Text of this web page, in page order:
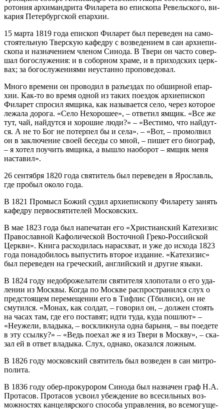
ро­то­ния ар­хи­манд­ри­та Фила­ре­та во епи­ско­па Ре­вель­ско­го, ви­
ка­рия Пе­тер­бург­ской епар­хии.
15 мар­та 1819 го­да епи­скоп Фила­рет был пе­ре­ве­ден на са­мо­
сто­я­тель­ную Твер­скую ка­фед­ру с воз­ве­де­ни­ем в сан ар­хи­епи­
ско­па и на­зна­че­ни­ем чле­ном Си­но­да. В Тве­ри он ча­сто со­вер­
шал бо­го­слу­же­ния: и в со­бор­ном хра­ме, и в при­ход­ских церк­
вах; за бо­го­слу­же­ни­я­ми неустан­но про­по­ве­до­вал.
Мно­го вре­ме­ни он про­во­дил в разъ­ез­дах по об­шир­ной епар­
хии. Как-то во вре­мя од­ной из та­ких по­ез­док ар­хи­епи­скоп
Фила­рет спро­сил ям­щи­ка, как на­зы­ва­ет­ся се­ло, через ко­то­рое
ле­жа­ла до­ро­га. «Се­ло Нехо­ро­шее», – от­ве­тил ям­щик. «Все же
тут, чай, най­дут­ся и хо­ро­шие лю­ди?» – «Ве­сти­мо, что най­дут­
ся. А не то Бог не по­тер­пел бы и се­ла». – «Вот, – про­мол­вил
он в за­клю­че­ние сво­ей бе­се­ды со мной, – пи­шет его био­граф,
– я хо­тел по­учить ям­щи­ка, а вы­шло на­обо­рот – ям­щик ме­ня
на­ста­вил».
26 сен­тяб­ря 1820 го­да свя­ти­тель был пе­ре­ве­ден в Яро­славль,
где про­был око­ло го­да.
В 1821 Про­мысл Бо­жий су­дил ар­хи­епи­ско­пу Фила­ре­ту за­нять
ка­фед­ру пер­во­свя­ти­те­лей Мос­ков­ских.
В мае 1823 го­да был на­пе­ча­тан его «Хри­сти­ан­ский Ка­те­хи­зис
Пра­во­слав­ной Ка­фо­ли­че­ской Во­сточ­ной Гре­ко-Рос­сий­ской
Церк­ви». Кни­га рас­хо­ди­лась на­рас­хват, и уже до ис­хо­да 1823
го­да по­на­до­би­лось вы­пу­стить вто­рое из­да­ние. «Ка­те­хи­зис»
был пе­ре­ве­ден на гре­че­ский, ан­глий­ский и дру­гие язы­ки.
В 1824 го­ду недоб­ро­же­ла­те­ли свя­ти­те­ля хло­по­та­ли о его уда­
ле­нии из Моск­вы. Ко­гда по Москве рас­про­стра­нил­ся слух о
пред­сто­я­щем пе­ре­ме­ще­нии его в Ти­флис (Тби­ли­си), он не
сму­тил­ся. «Мо­нах, как сол­дат, – го­во­рил он, – дол­жен сто­ять
на ча­сах там, где его по­ста­вят; ид­ти ту­да, ку­да по­шлют» –
«Неуже­ли, вла­ды­ка, – вос­клик­ну­ла од­на ба­ры­ня, – вы по­еде­те
в эту ссыл­ку?» – «Ведь по­ехал же я из Тве­ри в Моск­ву», – ска­
зал ей в от­вет вла­ды­ка. Слух, од­на­ко, ока­зал­ся лож­ным.
В 1826 го­ду мос­ков­ский свя­ти­тель был воз­ве­ден в сан мит­ро­
по­ли­та.
В 1836 го­ду обер-про­ку­ро­ром Си­но­да был на­зна­чен граф Н.А.
Про­та­сов. Про­та­сов усво­ил убеж­де­ние во все­силь­ных воз­
мож­но­стях кан­це­ляр­ско­го спо­со­ба управ­ле­ния, во все­мо­гу­ще­